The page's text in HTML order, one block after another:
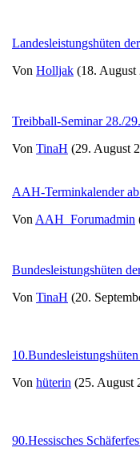
Landesleistungshüten
Von Holljak (18. August
Treibball-Seminar 28./
Von TinaH (29. August
AAH-Terminkalender
Von AAH_Forumadmin
Bundesleistungshüten
Von TinaH (20.
Von hüterin (25. August
90.Hessisches